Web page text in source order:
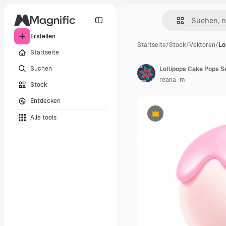
Erstellen
Startseite
Suchen
Stock
Entdecken
Alle tools
Startseite/Stock/Vektoren/
Premium
Lollipops Cake Pops
reana_m